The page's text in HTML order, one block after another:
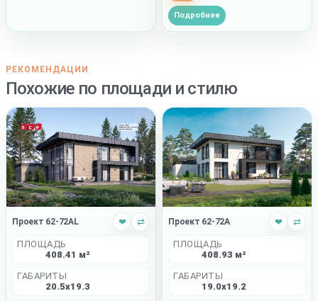
Подробнее
РЕКОМЕНДАЦИИ
Похожие по площади и стилю
Проект 62-72AL ❤ ⇄
ПЛОЩАДЬ
408.41 м²
ГАБАРИТЫ
20.5x19.3
Проект 62-72A ❤ ⇄
ПЛОЩАДЬ
408.93 м²
ГАБАРИТЫ
19.0x19.2